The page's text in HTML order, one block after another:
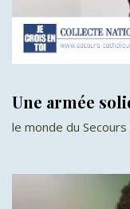
Une armée
le monde du Secours